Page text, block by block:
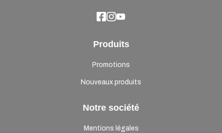
Produits
Promotions
Nouveaux produits
Notre société
Mentions légales